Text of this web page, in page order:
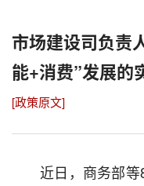
市场建设司负责
能+消费”发展的
[政策原文]
近日，商务部